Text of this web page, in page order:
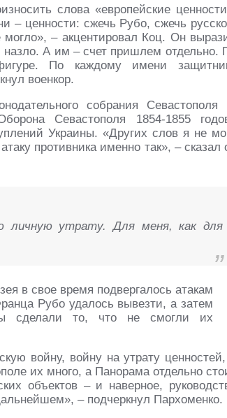
слова «европейские
– ценности: сжечь Рубо, сжечь
– акцентировал Коц. Он
назло. А им – счет пришлем отдельно.
По каждому имени
военкор.
собрания Севастополя
Севастополя 1854-1855
Украины. «Других слов я не
противника именно так», – сказал
личную утрату. Для меня, как для
в свое время подвергалось атакам
Рубо удалось вывезти, а затем
сделали то, что не смогли их
войну, войну на утрату
их много, а Панорама отдельно
объектов – и наверное,
– подчеркнул Пархоменко.